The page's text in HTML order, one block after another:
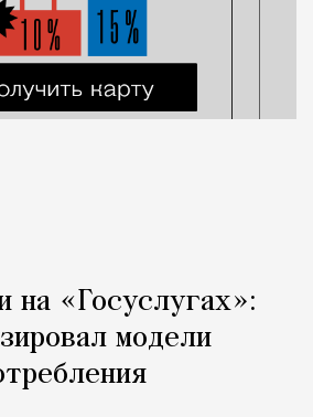
на «Госуслугах»:
модели